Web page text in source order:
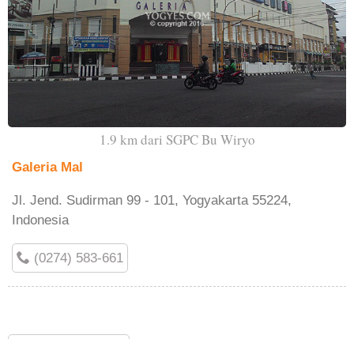
1.9 km dari SGPC Bu Wiryo
Galeria Mal
Jl. Jend. Sudirman 99 - 101, Yogyakarta 55224,
Indonesia
(0274) 583-661